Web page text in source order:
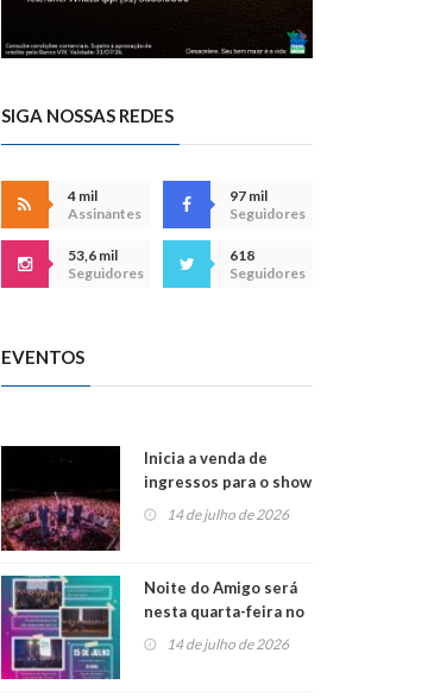
SIGA NOSSAS REDES
4 mil
Assinantes
97 mil
Seguidores
53,6 mil
Seguidores
618
Seguidores
EVENTOS
Inicia a venda de
ingressos para o show
do Jota Quest nos 45
14 de julho de 2026
Noite do Amigo será
nesta quarta-feira no
Centro de Cultura de
São Sebastião do Caí
14 de julho de 2026